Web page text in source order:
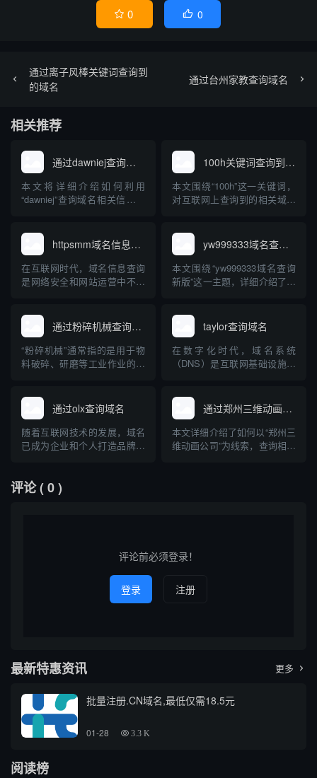
 0  0
通过离子风棒关键词查询到
的域名
通过台州家教查询域名
相关推荐
通过dawniej查询域名
本文将详细介绍如何利用
“dawniej”查询域名相关信息。
作步骤，帮助读者理解并掌握
使用dawniej查询域名的方法和
注意事项，为互联网资源管
理、品牌保护以及安全风险防
100h关键词查询到的域名
本文围绕“100h”这一关键词，
对互联网上查询到的相关域名
应用场景做了专业化科普，旨
在帮助读者了解“100h”域名背
后的意义、用途和注册情况，
以及选择此类域名时需注意的
httpsmm域名信息查询
在互联网时代，域名信息查询
是网络安全和网站运营中不可
信息查询相关操作。本文将系
统讲解什么是域名信息查询、
httpsmm是否为特定服务、如
何安全有效地进行域名信息查
yw999333域名查询新版
本文围绕“yw999333域名查询
新版”这一主题，详细介绍了域
点，并以yw999333域名为例，
指导用户如何科学有效地进行
域名状态监测和风险识别。文
章还会科普域名的基础知识、
通过粉碎机械查询域名
“粉碎机械”通常指的是用于物
料破碎、研磨等工业作业的机
“粉碎机械”来查询域名？本文
将科普域名、查询方法以及“粉
碎机械”作为关键词在域名查询
过程中可能的应用场景，帮助
taylor查询域名
在数字化时代，域名系统
（DNS）是互联网基础设施的
并非一个标准术语，而是用户
通过特定工具或平台查询包含
“taylor”字样或相关的域名信
息。本文将详细介绍域名查...
通过olx查询域名
随着互联网技术的发展，域名
已成为企业和个人打造品牌、
时，经常混淆域名查询平台与
OLX等二手交易平台。本文将
通过郑州三维动画公司查询域名
本文详细介绍了如何以“郑州三
维动画公司”为线索，查询相关
评论( 0 )
评论前必须登录！
登录 注册
最新特惠资讯 更多 
批量注册.CN域名,最低仅需18.5元
01-28 3.3 K
阅读榜